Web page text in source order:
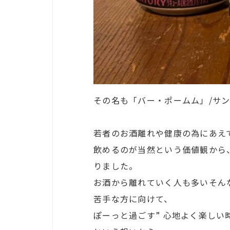
その名も「バー・ポームム」/サ
若者のお酒離れや健康の為にあ
飲めるのが当然という価値観か
りました。
お酒から離れていく人も多いそ
苦手な方に向けて、
ぽーっと過ごす” 心地よく楽し